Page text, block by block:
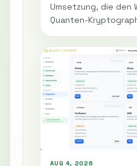
Umsetzung, die den
Quanten-
AUG 4, 2026